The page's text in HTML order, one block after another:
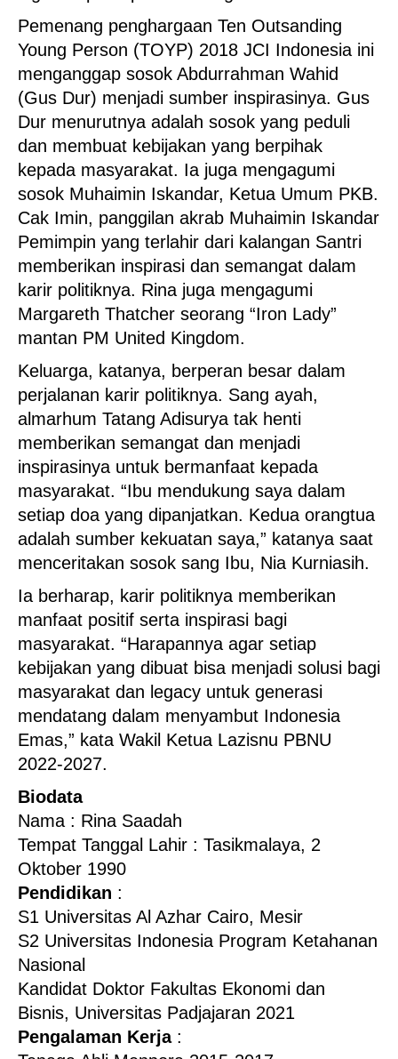
Pemenang penghargaan Ten Outsanding
Young Person (TOYP) 2018 JCI Indonesia ini
menganggap sosok Abdurrahman Wahid
(Gus Dur) menjadi sumber inspirasinya. Gus
Dur menurutnya adalah sosok yang peduli
dan membuat kebijakan yang berpihak
kepada masyarakat. Ia juga mengagumi
sosok Muhaimin Iskandar, Ketua Umum PKB.
Cak Imin, panggilan akrab Muhaimin Iskandar
Pemimpin yang terlahir dari kalangan Santri
memberikan inspirasi dan semangat dalam
karir politiknya. Rina juga mengagumi
Margareth Thatcher seorang “Iron Lady”
mantan PM United Kingdom.
Keluarga, katanya, berperan besar dalam
perjalanan karir politiknya. Sang ayah,
almarhum Tatang Adisurya tak henti
memberikan semangat dan menjadi
inspirasinya untuk bermanfaat kepada
masyarakat. “Ibu mendukung saya dalam
setiap doa yang dipanjatkan. Kedua orangtua
adalah sumber kekuatan saya,” katanya saat
menceritakan sosok sang Ibu, Nia Kurniasih.
Ia berharap, karir politiknya memberikan
manfaat positif serta inspirasi bagi
masyarakat. “Harapannya agar setiap
kebijakan yang dibuat bisa menjadi solusi bagi
masyarakat dan legacy untuk generasi
mendatang dalam menyambut Indonesia
Emas,” kata Wakil Ketua Lazisnu PBNU
2022-2027.
Biodata
Nama : Rina Saadah
Tempat Tanggal Lahir : Tasikmalaya, 2
Oktober 1990
Pendidikan :
S1 Universitas Al Azhar Cairo, Mesir
S2 Universitas Indonesia Program Ketahanan
Nasional
Kandidat Doktor Fakultas Ekonomi dan
Bisnis, Universitas Padjajaran 2021
Pengalaman Kerja: